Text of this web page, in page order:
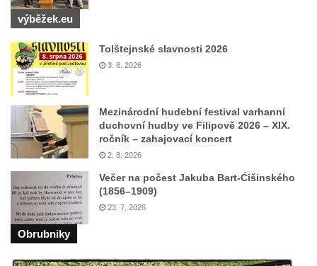
Pražské třídě v Českých Budějovicích
Socha Civilizovaní na Husově třídě v
Českých Budějovicích
Socha svatého Jana Nepomuckého Na
Sadech u Mlýnské stoky v Českých
Budějovicích
Sochy brouků u Mlýnské stoky v Českých
Budějovicích
nádvoří kláštera dominikánů v Českých
Budějovicích
Socha svatého Zachariáše na nádvoří
kláštera dominikánů v Českých
Budějovicích
výběžek.eu
Tolštejnské slavnosti 2026
3. 8. 2026
Mezinárodní hudební festival varhanní
duchovní hudby ve Filipově 2026 – XIX.
ročník – zahajovací koncert
2. 8. 2026
Večer na počest Jakuba Bart-Ćišinského
(1856–1909)
23. 7. 2026
Obrubniky